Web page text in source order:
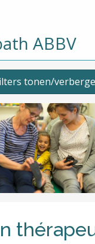
ABBV
tonen/